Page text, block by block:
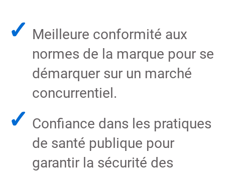
✓ Meilleure conformité aux
normes de la marque pour se
démarquer sur un marché
concurrentiel.
✓ Confiance dans les pratiques
de santé publique pour
garantir la sécurité des